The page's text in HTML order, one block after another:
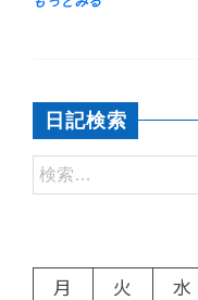
日記検索
月
火 水